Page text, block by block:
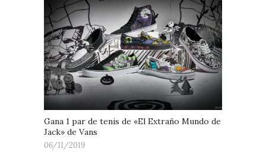
Gana 1 par de tenis de «El Extraño Mundo de
Jack» de Vans
06/11/2019